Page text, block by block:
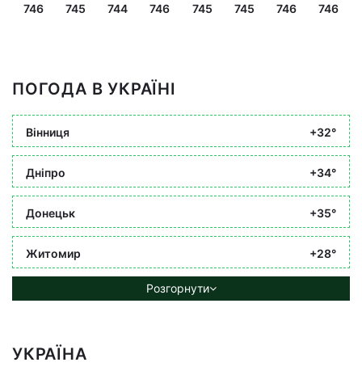
746 745 744 746 745 745 746 746
ПОГОДА В УКРАЇНІ
Вінниця +32°
Дніпро +34°
Донецьк +35°
Житомир +28°
Розгорнути
УКРАЇНА